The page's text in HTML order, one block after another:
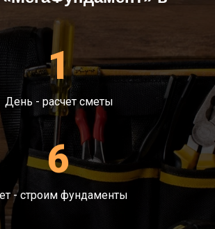
1
День - расчет сметы
6
- строим фундаменты